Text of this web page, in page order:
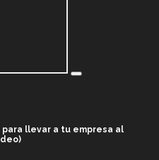
para llevar a tu empresa al